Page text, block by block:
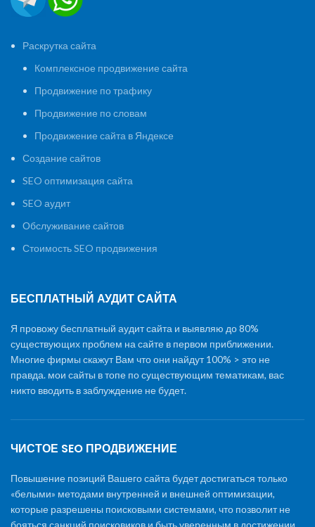
Раскрутка сайта
Комплексное продвижение сайта
Продвижение по трафику
Продвижение по словам
Продвижение сайта в Яндексе
Создание сайтов
SEO оптимизация сайта
SEO аудит
Обслуживание сайтов
Стоимость SEO продвижения
БЕСПЛАТНЫЙ АУДИТ САЙТА
Я провожу бесплатный аудит сайта и выявляю до 80%
существующих проблем на сайте в первом приближении.
Многие фирмы скажут Вам что они найдут 100% > это не
правда. мои сайты в топе по существующим тематикам, вас
никто вводить в заблуждение не будет.
ЧИСТОЕ SEO ПРОДВИЖЕНИЕ
Повышение позиций Вашего сайта будет достигаться только
«белыми» методами внутренней и внешней оптимизации,
которые разрешены поисковыми системами, что позволит не
бояться санкций поисковиков и быть уверенным в достижении